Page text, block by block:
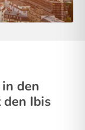
den
Ibis